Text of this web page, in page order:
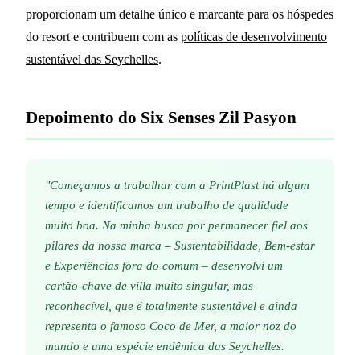
proporcionam um detalhe único e marcante para os hóspedes
do resort e contribuem com as políticas de desenvolvimento
sustentável das Seychelles.
Depoimento do Six Senses Zil Pasyon
"Começamos a trabalhar com a PrintPlast há algum
tempo e identificamos um trabalho de qualidade
muito boa. Na minha busca por permanecer fiel aos
pilares da nossa marca – Sustentabilidade, Bem-estar
e Experiências fora do comum – desenvolvi um
cartão-chave de villa muito singular, mas
reconhecível, que é totalmente sustentável e ainda
representa o famoso Coco de Mer, a maior noz do
mundo e uma espécie endêmica das Seychelles.